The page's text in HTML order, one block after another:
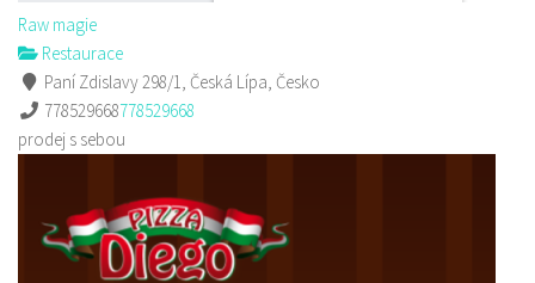
Raw magie
Restaurace
Paní Zdislavy 298/1, Česká Lípa, Česko
778529668778529668
prodej s sebou